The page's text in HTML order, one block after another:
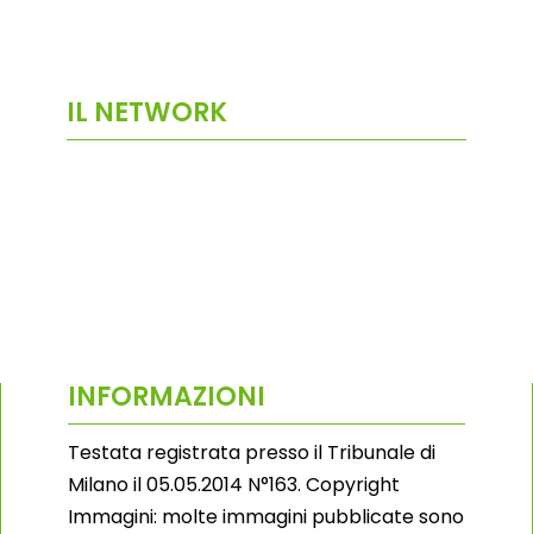
IL NETWORK
INFORMAZIONI
Testata registrata presso il Tribunale di
Milano il 05.05.2014 N°163. Copyright
Immagini: molte immagini pubblicate sono